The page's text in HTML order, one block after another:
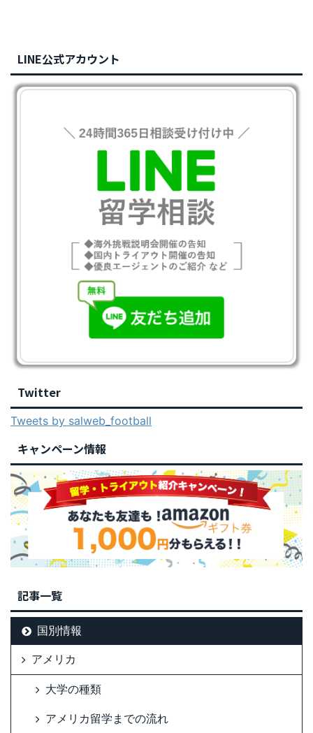
LINE公式アカウント
Twitter
Tweets by salweb_football
キャンペーン情報
記事一覧
国別情報
アメリカ
大学の種類
アメリカ留学までの流れ